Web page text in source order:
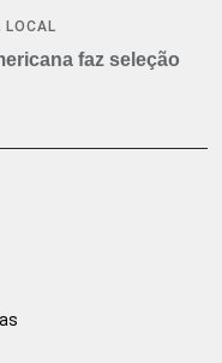
LOCAL
faz seleção